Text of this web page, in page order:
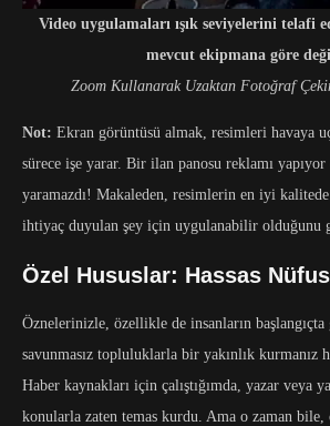
Video uygulamaları ışık seviyelerini telafi
mevcut ekipmana göre
Zoom Kullanarak Uzaktan Fotoğraf
Not: Ekran görüntüsü almak, resimleri havaya
sürece işe yarar. Bir ilan panosu reklamı yapıyor
yaramazdı! Makaleden, resimlerin en iyi kalitede
ihtiyaç duyulan şey için uygulanabilir olduğunu
Özel Hususlar: Hassas
Öznelerinizle, özellikle de insanların
savunmasız topluluklarla bir yakınlık kurmanız
Haber kaynakları için çalıştığımda, yazar veya
konularla zaten temas kurdu. Ama o zaman bile,